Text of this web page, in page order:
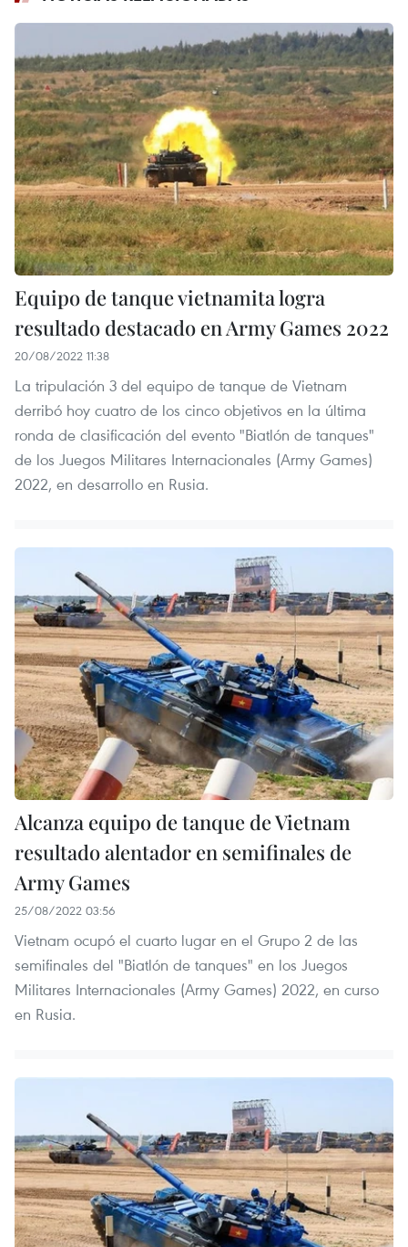
Equipo de tanque vietnamita logra
resultado destacado en Army Games 2022
20/08/2022 11:38
La tripulación 3 del equipo de tanque de Vietnam
derribó hoy cuatro de los cinco objetivos en la última
ronda de clasificación del evento "Biatlón de tanques"
de los Juegos Militares Internacionales (Army Games)
2022, en desarrollo en Rusia.
Alcanza equipo de tanque de Vietnam
resultado alentador en semifinales de
Army Games
25/08/2022 03:56
Vietnam ocupó el cuarto lugar en el Grupo 2 de las
semifinales del "Biatlón de tanques" en los Juegos
Militares Internacionales (Army Games) 2022, en curso
en Rusia.